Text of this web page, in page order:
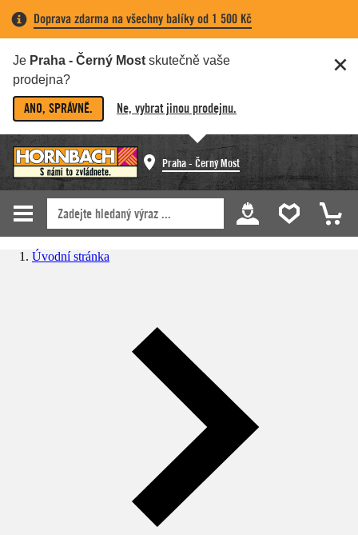
Doprava zdarma na všechny balíky od 1 500 Kč
Je Praha - Černý Most skutečně vaše
prodejna?
ANO, SPRÁVNĚ. Ne, vybrat jinou prodejnu.
Praha - Černý Most
Úvodní stránka